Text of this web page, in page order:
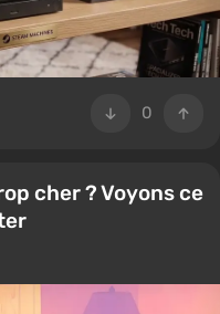
0
cher ? Voyons ce